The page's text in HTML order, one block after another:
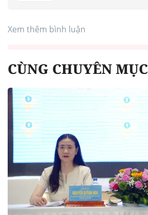
Xem thêm bình luận
CÙNG CHUYÊN MỤC